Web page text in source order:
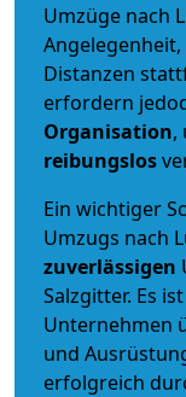
Umzüge nach
Distanzen
erfordern
Organisation,
reibungslos
Ein wichtiger
Umzugs nach
zuverlässigen
Salzgitter. Es
Unternehmen
und
erfolgreich